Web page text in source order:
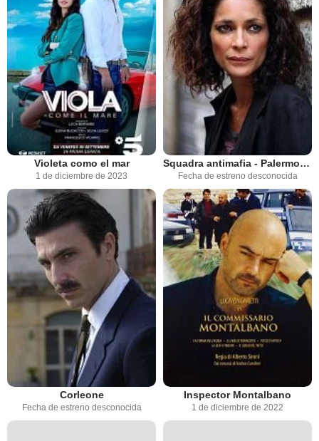
Violeta como el mar
1 de diciembre de 2023
Squadra antimafia - Palermo oggi
Fecha de estreno desconocida
Corleone
Fecha de estreno desconocida
Inspector Montalbano
1 de diciembre de 2022